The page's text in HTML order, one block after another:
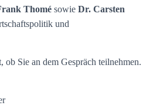
Thomé sowie Dr. Carsten
und
Sie an dem Gespräch teilnehmen.